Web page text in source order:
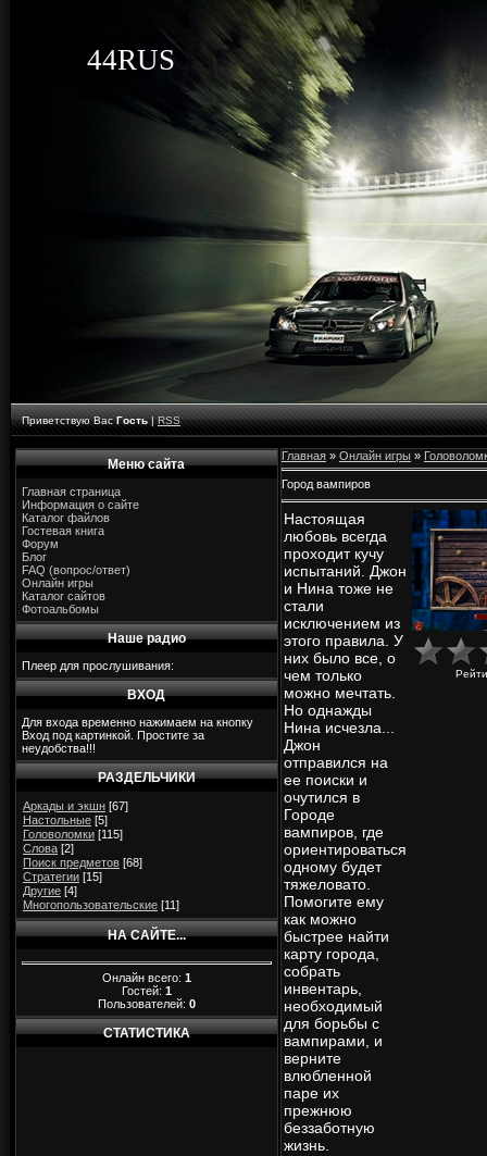
44RUS
Приветствую Вас Гость|RSS
Меню сайта
Главная страница
Информация о сайте
Каталог файлов
Гостевая книга
Форум
Блог
FAQ (вопрос/ответ)
Онлайн игры
Каталог сайтов
Фотоальбомы
Наше радио
Плеер для прослушивания:
ВХОД
Для входа временно нажимаем на кнопку
Вход под картинкой. Простите за
неудобства!!!
РАЗДЕЛЬЧИКИ
Аркады и экшн [67]
Настольные [5]
Головоломки [115]
Слова [2]
Поиск предметов [68]
Стратегии [15]
Другие [4]
Многопользовательские [11]
НА САЙТЕ...
Онлайн всего: 1
Гостей: 1
Пользователей: 0
СТАТИСТИКА
Главная » Онлайн игры »
Город вампиров
Настоящая
любовь всегда
проходит кучу
испытаний. Джон
и Нина тоже не
стали
исключением из
этого правила. У
них было все, о
чем только
можно мечтать.
Но однажды
Нина исчезла...
Джон
отправился на
ее поиски и
очутился в
Городе
вампиров, где
ориентироваться
одному будет
тяжеловато.
Помогите ему
как можно
быстрее найти
карту города,
собрать
инвентарь,
необходимый
для борьбы с
вампирами, и
верните
влюбленной
паре их
прежнюю
беззаботную
жизнь.